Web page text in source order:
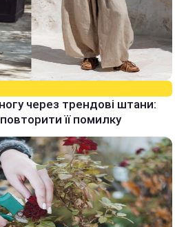
через трендові штани:
її помилку